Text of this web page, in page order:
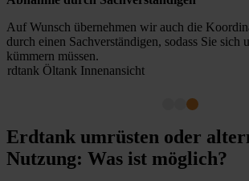
Auf Wunsch übernehmen wir auch die
durch einen Sachverständigen, sodass Sie sich
kümmern müssen.
Erdtank umrüsten oder
Nutzung: Was ist möglich?